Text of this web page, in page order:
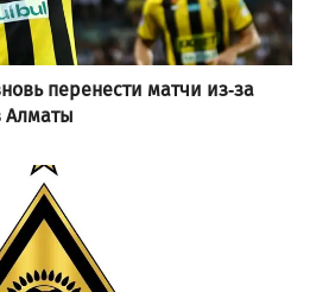
перенести матчи из-за
Алматы